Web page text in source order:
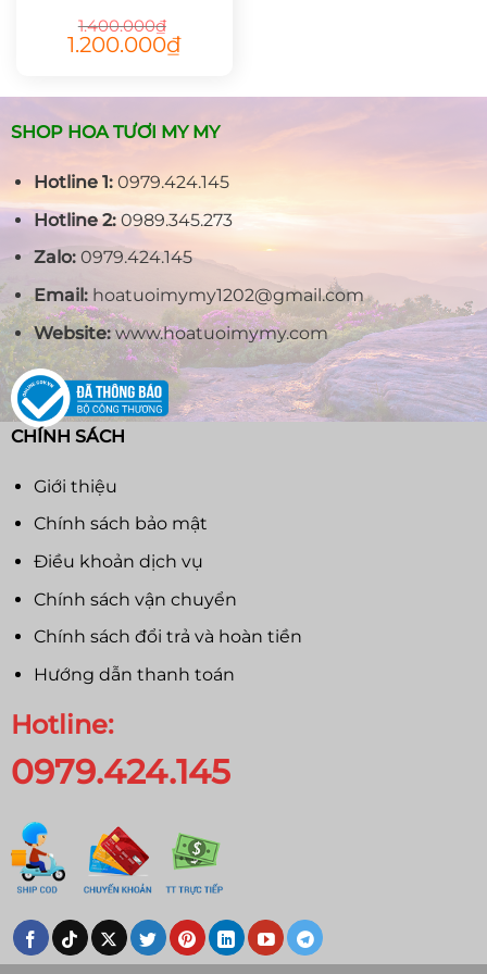
1.400.000₫
Giá
gốc
1.200.000₫Giá
1.200.000₫.
SHOP HOA TƯƠI MY MY
Hotline 1:0979.424.145
Hotline 2:0989.345.273
Zalo:0979.424.145
Email:hoatuoimymy1202@gmail.com
Website:www.hoatuoimymy.com
CHÍNH SÁCH
Giới thiệu
Chính sách bảo mật
Điều khoản dịch vụ
Chính sách vận chuyển
Chính sách đổi trả và hoàn tiền
Hướng dẫn thanh toán
Hotline:
0979.424.145